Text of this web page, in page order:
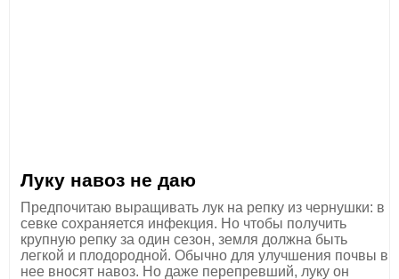
Луку навоз не даю
Предпочитаю выращивать лук на репку из чернушки: в
севке сохраняется инфекция. Но чтобы получить
крупную репку за один сезон, земля должна быть
легкой и плодородной. Обычно для улучшения почвы в
нее вносят навоз. Но даже перепревший, луку он